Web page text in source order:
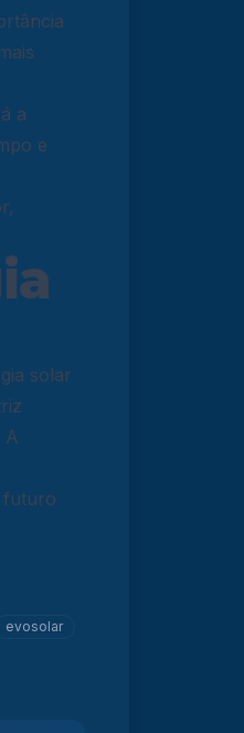
a
e
solar
A
futuro
evosolar